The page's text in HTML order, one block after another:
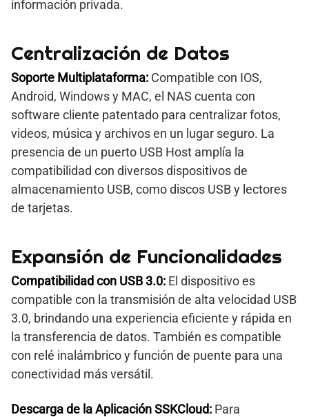
información privada.
Centralización de Datos
Soporte Multiplataforma: Compatible con IOS,
Android, Windows y MAC, el NAS cuenta con
software cliente patentado para centralizar fotos,
videos, música y archivos en un lugar seguro. La
presencia de un puerto USB Host amplía la
compatibilidad con diversos dispositivos de
almacenamiento USB, como discos USB y lectores
de tarjetas.
Expansión de Funcionalidades
Compatibilidad con USB 3.0: El dispositivo es
compatible con la transmisión de alta velocidad USB
3.0, brindando una experiencia eficiente y rápida en
la transferencia de datos. También es compatible
con relé inalámbrico y función de puente para una
conectividad más versátil.
Descarga de la Aplicación SSKCloud: Para